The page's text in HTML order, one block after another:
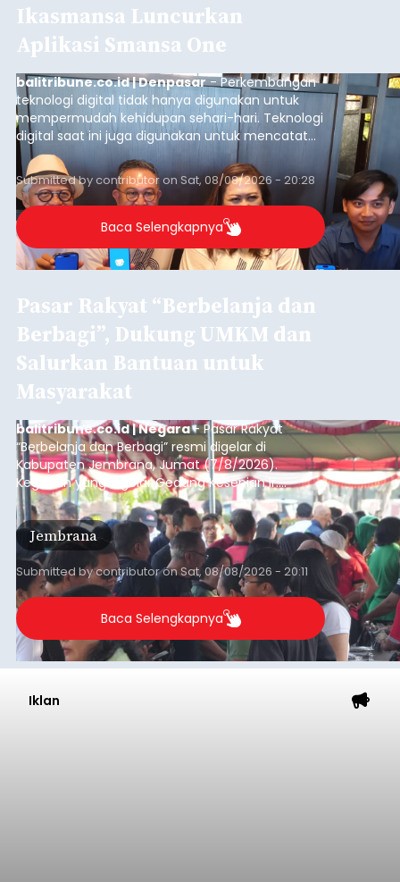
Ikasmansa Luncurkan
Aplikasi Smansa One
balitribune.co.id | Denpasar- Perkembangan
teknologi digital tidak hanya digunakan untuk
mempermudah kehidupan sehari-hari. Teknologi
digital saat ini juga digunakan untuk mencatat
dan mengelola data base alumni dari suatu
sekolah, salah satunya adalah alumni SMA 1
Denpasar.
Submitted bycontributoronSat, 08/08/2026 - 20:28
Baca Selengkapnya
Pasar Rakyat “Berbelanja dan
Berbagi”, Dukung UMKM dan
Salurkan Bantuan untuk
Masyarakat
balitribune.co.id | Negara- Pasar Rakyat
“Berbelanja dan Berbagi” resmi digelar di
Kabupaten Jembrana, Jumat (7/8/2026).
Kegiatan yang digelar Gedung Kesenian Ir.
Soekarno ini memadukan pemberdayaan
ekonomi masyarakat dengan aksi sosial tersebut
mendapat antusiasme tinggi dan mencatat nilai
transaksi mencapai Rp672.733.200.
Jembrana
Submitted bycontributoronSat, 08/08/2026 - 20:11
Baca Selengkapnya
Iklan